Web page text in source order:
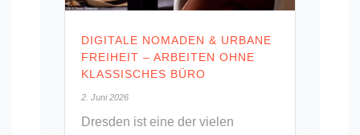
DIGITALE NOMADEN & URBANE
FREIHEIT – ARBEITEN OHNE
KLASSISCHES BÜRO
2. Juni 2026
Dresden ist eine der vielen